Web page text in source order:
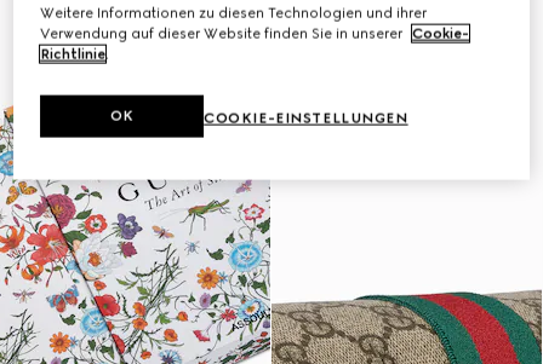
Weitere Informationen zu diesen Technologien und ihrer
Verwendung auf dieser Website finden Sie in unserer Cookie-
Richtlinie.
COOKIE-EINSTELLUNGEN
OK